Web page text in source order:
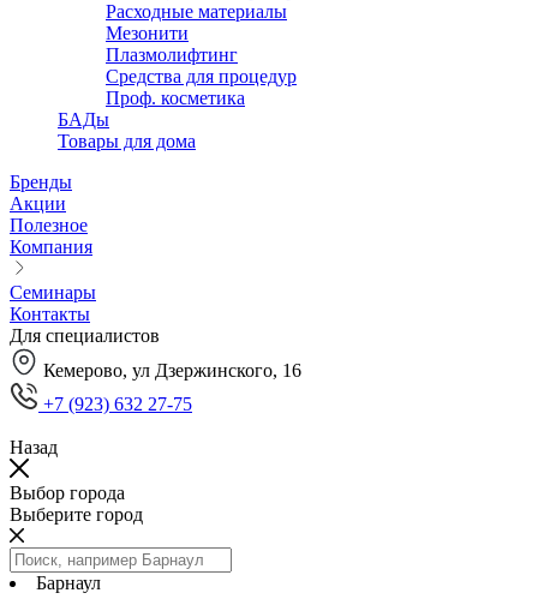
Расходные материалы
Мезонити
Плазмолифтинг
Средства для процедур
Проф. косметика
БАДы
Товары для дома
Бренды
Акции
Полезное
Компания
Семинары
Контакты
Для специалистов
Кемерово, ул Дзержинского, 16
+7 (923) 632 27-75
Назад
Выбор города
Выберите город
Барнаул